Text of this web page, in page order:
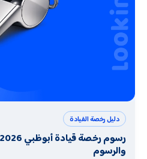
دليل رخصة القيادة
والرسوم